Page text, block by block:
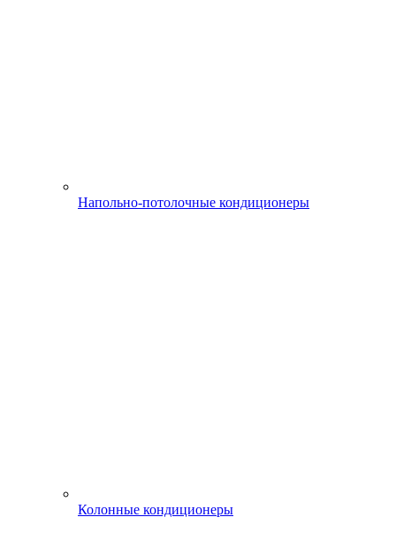
Напольно-потолочные кондиционеры
Колонные кондиционеры